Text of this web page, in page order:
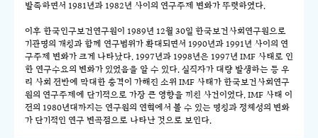
발족하면서 1981년과 1982년 사이의 연구주제 변화가 뚜렷하였다.
이후 한국인구보건연구원이 1989년 12월 30일 한국보건사회연구원으로
기관명의 개칭과 함께 연구범위가 확대되면서 1990년과 1991년 사이의 연
구주제 변화가 크게 나타났다. 1997년과 1998년은 1997년 IMF 사태로 인
한 연구수요의 변화가 있었음을 알 수 있다. 실직자가 대량 발생하는 등 우
리 사회 전반에 막대한 충격이 가해진 소위 IMF 사태가 한국보건사회연구
원의 연구주제에 단기적으로 가장 큰 영향을 끼친 사건이었다. IMF 사태 이
전의 1980년대까지는 연구원의 연혁에서 볼 수 있는 명칭과 정체성의 변화
가 단기적인 연구 변곡점으로 나타난 것으로 보인다.